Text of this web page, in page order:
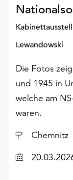
unserer
dem
Lewandowski
Die Fotos
und 1945 in
welche am
waren.
Ort
Chemnitz
Datum